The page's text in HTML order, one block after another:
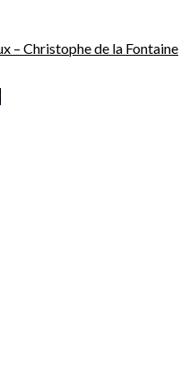
– Christophe de la Fontaine